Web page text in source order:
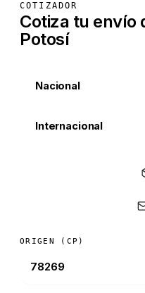
COTIZADOR
Cotiza tu envío
Potosí
Nacional
Internacional
ORIGEN (CP)